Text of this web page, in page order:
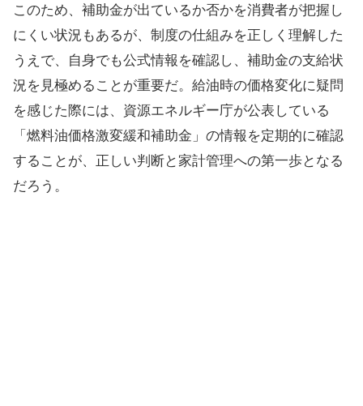
このため、補助金が出ているか否かを消費者が把握し
にくい状況もあるが、制度の仕組みを正しく理解した
うえで、自身でも公式情報を確認し、補助金の支給状
況を見極めることが重要だ。給油時の価格変化に疑問
を感じた際には、資源エネルギー庁が公表している
「燃料油価格激変緩和補助金」の情報を定期的に確認
することが、正しい判断と家計管理への第一歩となる
だろう。